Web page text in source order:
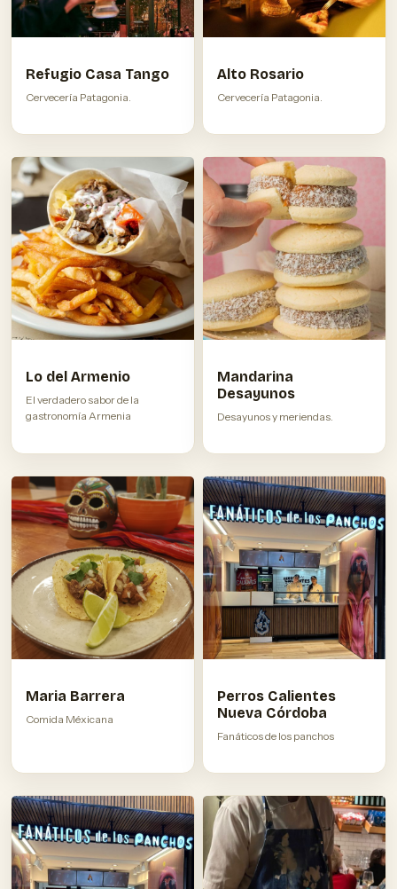
Refugio Casa Tango
Cervecería Patagonia.
Alto Rosario
Cervecería Patagonia.
Lo del Armenio
El verdadero sabor de la
gastronomía Armenia
Mandarina
Desayunos
Desayunos y meriendas.
Maria Barrera
Comida Méxicana
Perros Calientes
Nueva Córdoba
Fanáticos de los panchos